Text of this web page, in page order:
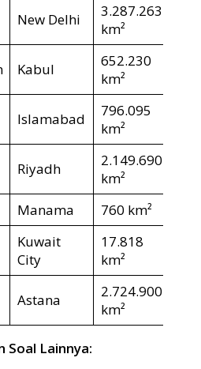
New Delhi
3.287.263
km²
Kabul
652.230
km²
Islamabad
796.095
km²
Riyadh
2.149.690
km²
Manama 760 km²
Kuwait
City
17.818
km²
Astana
2.724.900
km²
Soal Lainnya: